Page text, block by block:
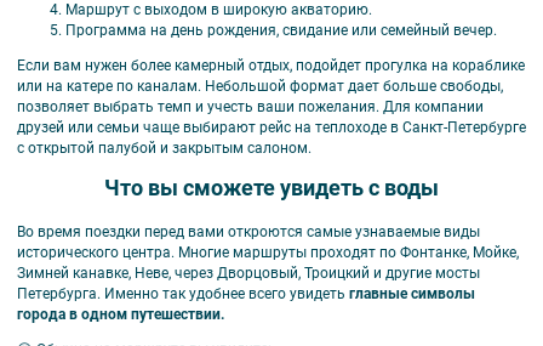
Маршрут с выходом в широкую акваторию.
Программа на день рождения, свидание или семейный вечер.
Если вам нужен более камерный отдых, подойдет прогулка на кораблике
или на катере по каналам. Небольшой формат дает больше свободы,
позволяет выбрать темп и учесть ваши пожелания. Для компании
друзей или семьи чаще выбирают рейс на теплоходе в Санкт-Петербурге
с открытой палубой и закрытым салоном.
Что вы сможете увидеть с воды
Во время поездки перед вами откроются самые узнаваемые виды
исторического центра. Многие маршруты проходят по Фонтанке, Мойке,
Зимней канавке, Неве, через Дворцовый, Троицкий и другие мосты
Петербурга. Именно так удобнее всего увидеть главные символы
города в одном путешествии.